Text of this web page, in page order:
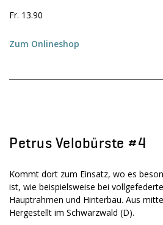
Fr. 13.90
Zum Onlineshop
Petrus Velobürste #4
Kommt dort zum Einsatz, wo es
ist, wie beispielsweise bei
Hauptrahmen und Hinterbau. Aus
Hergestellt im Schwarzwald (D).